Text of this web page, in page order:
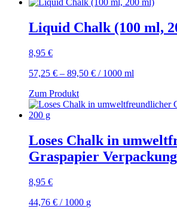
Liquid Chalk (100 ml,
8,95 €
57,25 € – 89,50 € / 1000 ml
Zum Produkt
Loses Chalk in
Graspapier
8,95 €
44,76 € / 1000 g